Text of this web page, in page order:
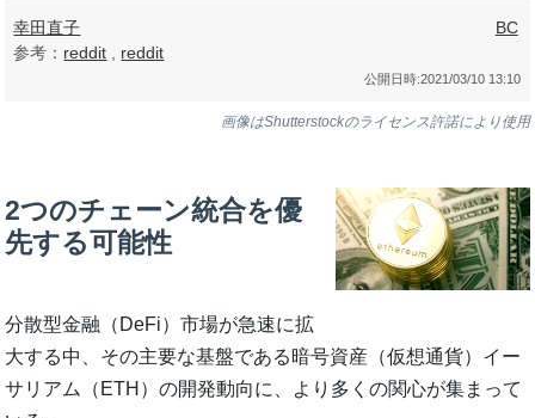
幸田直子
参考： reddit reddit
BC
公開日時:2021/03/10 13:10
画像はShutterstockのライセンス許諾により使用
2つのチェーン統合を優
先する可能性
分散型金融（DeFi）市場が急速に拡
大する中、その主要な基盤である暗号資産（仮想通貨）イー
サリアム（ETH）の開発動向に、より多くの関心が集まって